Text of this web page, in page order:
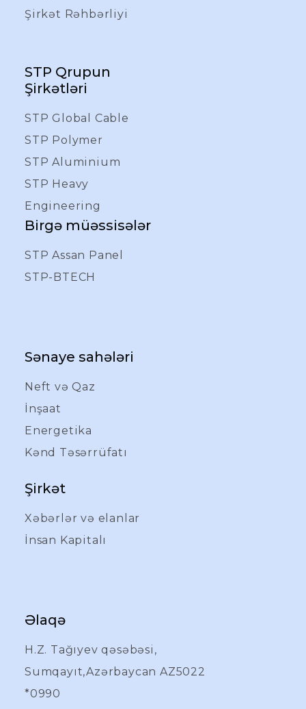
Şirkət Rəhbərliyi
STP Qrupun
Şirkətləri
STP Global Cable
STP Polymer
STP Aluminium
STP Heavy
Engineering
Birgə müəssisələr
STP Assan Panel
STP-BTECH
Sənaye sahələri
Neft və Qaz
İnşaat
Energetika
Kənd Təsərrüfatı
Şirkət
Xəbərlər və elanlar
İnsan Kapitalı
Əlaqə
H.Z. Tağıyev qəsəbəsi,
Sumqayıt,Azərbaycan AZ5022
*0990